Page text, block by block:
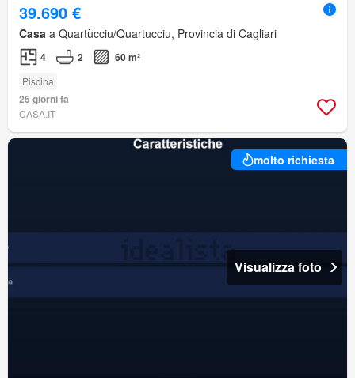
39.690 €
Casa a Quartùcciu/Quartucciu, Provincia di Cagliari
4 2 60 m²
Piscina
25 giorni fa
CASA.IT
molto richiesta
Visualizza foto